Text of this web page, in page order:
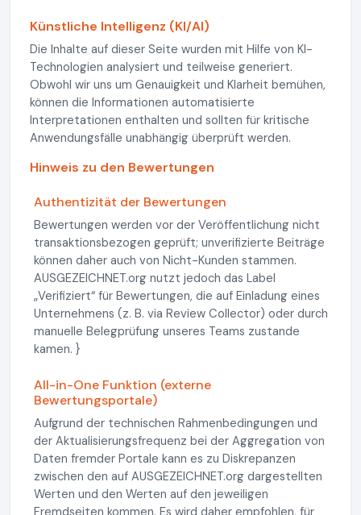
Künstliche Intelligenz (KI/AI)
Die Inhalte auf dieser Seite wurden mit Hilfe von KI-
Technologien analysiert und teilweise generiert.
Obwohl wir uns um Genauigkeit und Klarheit bemühen,
können die Informationen automatisierte
Interpretationen enthalten und sollten für kritische
Anwendungsfälle unabhängig überprüft werden.
Hinweis zu den Bewertungen
Authentizität der Bewertungen
Bewertungen werden vor der Veröffentlichung nicht
transaktionsbezogen geprüft; unverifizierte Beiträge
können daher auch von Nicht-Kunden stammen.
AUSGEZEICHNET.org nutzt jedoch das Label
„Verifiziert“ für Bewertungen, die auf Einladung eines
Unternehmens (z. B. via Review Collector) oder durch
manuelle Belegprüfung unseres Teams zustande
kamen. }
All-in-One Funktion (externe
Bewertungsportale)
Aufgrund der technischen Rahmenbedingungen und
der Aktualisierungsfrequenz bei der Aggregation von
Daten fremder Portale kann es zu Diskrepanzen
zwischen den auf AUSGEZEICHNET.org dargestellten
Werten und den Werten auf den jeweiligen